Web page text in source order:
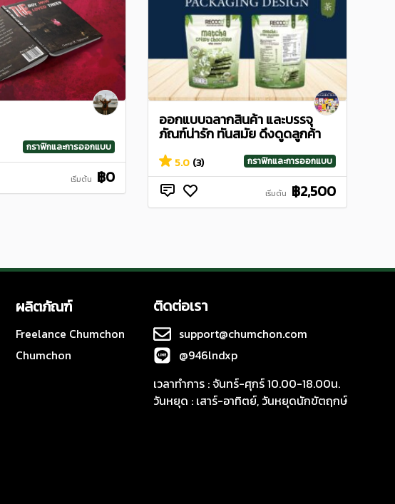
กราฟิกและการออกแบบ
เริ่มต้น ฿0
ออกแบบฉลากสินค้า และบรรจุ
ภัณฑ์น่ารัก ทันสมัย ดึงดูดลูกค้า
5.0 (3) กราฟิกและการออกแบบ
เริ่มต้น ฿2,500
ผลิตภัณฑ์
Freelance Chumchon
Chumchon
ติดต่อเรา
support@chumchon.com
@946lndxp
เวลาทำการ : จันทร์-ศุกร์ 10.00-18.00น.
วันหยุด : เสาร์-อาทิตย์, วันหยุดนักขัตฤกษ์